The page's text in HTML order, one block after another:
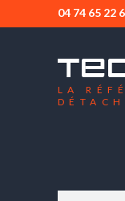
04 74 65 22
LA